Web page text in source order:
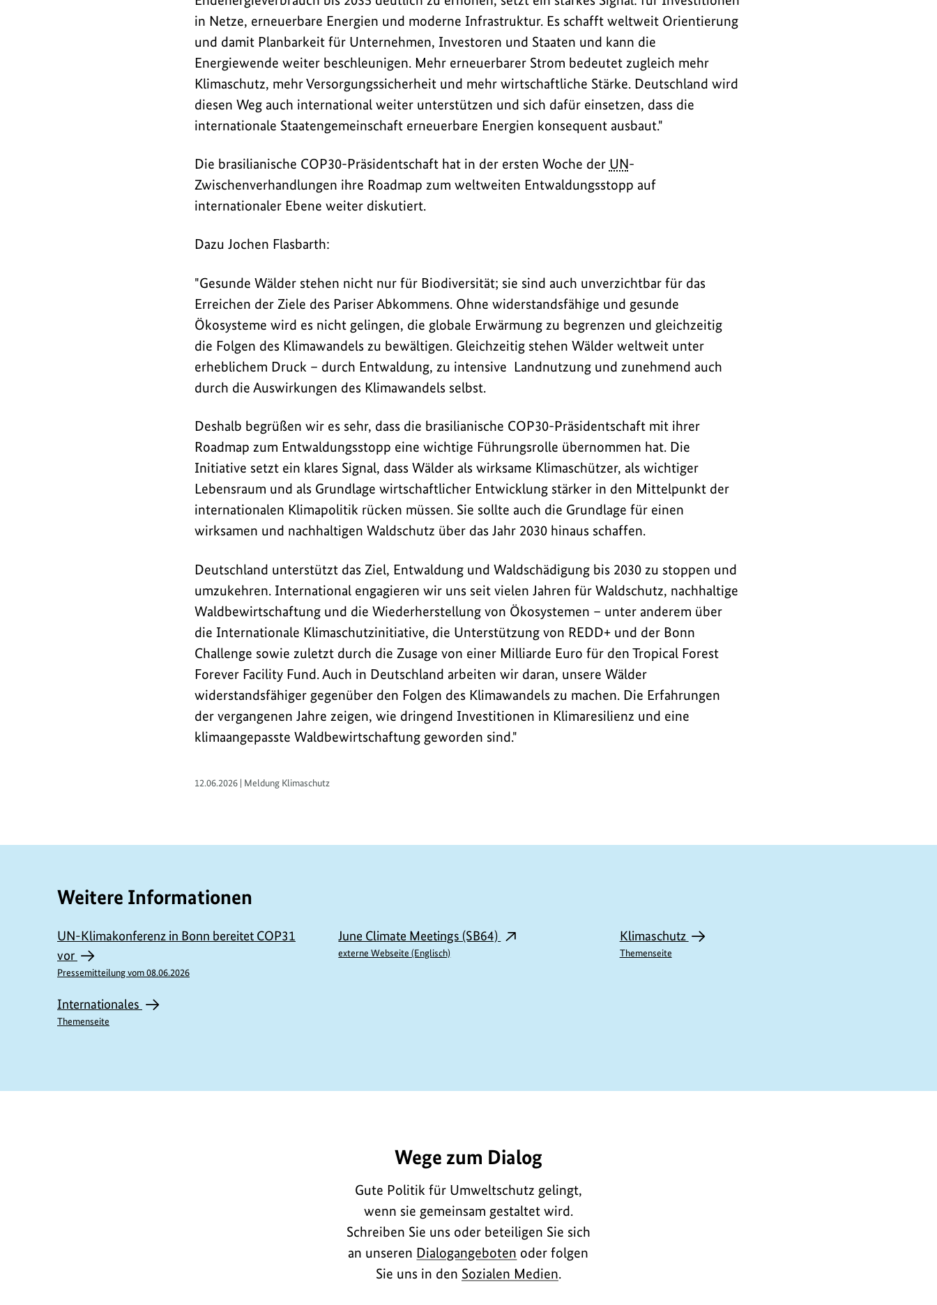
in Netze, erneuerbare Energien und moderne Infrastruktur. Es schafft weltweit Orientierung
und damit Planbarkeit für Unternehmen, Investoren und Staaten und kann die
Energiewende weiter beschleunigen. Mehr erneuerbarer Strom bedeutet zugleich mehr
Klimaschutz, mehr Versorgungssicherheit und mehr wirtschaftliche Stärke. Deutschland wird
diesen Weg auch international weiter unterstützen und sich dafür einsetzen, dass die
internationale Staatengemeinschaft erneuerbare Energien konsequent ausbaut."
Die brasilianische COP30-Präsidentschaft hat in der ersten Woche der UN-
Zwischenverhandlungen ihre Roadmap zum weltweiten Entwaldungsstopp auf
internationaler Ebene weiter diskutiert.
Dazu Jochen Flasbarth:
"Gesunde Wälder stehen nicht nur für Biodiversität; sie sind auch unverzichtbar für das
Erreichen der Ziele des Pariser Abkommens. Ohne widerstandsfähige und gesunde
Ökosysteme wird es nicht gelingen, die globale Erwärmung zu begrenzen und gleichzeitig
die Folgen des Klimawandels zu bewältigen. Gleichzeitig stehen Wälder weltweit unter
erheblichem Druck – durch Entwaldung, zu intensive Landnutzung und zunehmend auch
durch die Auswirkungen des Klimawandels selbst.
Deshalb begrüßen wir es sehr, dass die brasilianische COP30-Präsidentschaft mit ihrer
Roadmap zum Entwaldungsstopp eine wichtige Führungsrolle übernommen hat. Die
Initiative setzt ein klares Signal, dass Wälder als wirksame Klimaschützer, als wichtiger
Lebensraum und als Grundlage wirtschaftlicher Entwicklung stärker in den Mittelpunkt der
internationalen Klimapolitik rücken müssen. Sie sollte auch die Grundlage für einen
wirksamen und nachhaltigen Waldschutz über das Jahr 2030 hinaus schaffen.
Deutschland unterstützt das Ziel, Entwaldung und Waldschädigung bis 2030 zu stoppen und
umzukehren. International engagieren wir uns seit vielen Jahren für Waldschutz, nachhaltige
Waldbewirtschaftung und die Wiederherstellung von Ökosystemen – unter anderem über
die Internationale Klimaschutzinitiative, die Unterstützung von REDD+ und der Bonn
Challenge sowie zuletzt durch die Zusage von einer Milliarde Euro für den Tropical Forest
Forever Facility Fund. Auch in Deutschland arbeiten wir daran, unsere Wälder
widerstandsfähiger gegenüber den Folgen des Klimawandels zu machen. Die Erfahrungen
der vergangenen Jahre zeigen, wie dringend Investitionen in Klimaresilienz und eine
klimaangepasste Waldbewirtschaftung geworden sind."
12.06.2026 | Meldung Klimaschutz
Weitere Informationen
UN-Klimakonferenz in Bonn bereitet COP31
vor
Pressemitteilung vom 08.06.2026
June Climate Meetings (SB64)
externe Webseite (Englisch)
Klimaschutz
Themenseite
Internationales
Themenseite
Wege zum Dialog
Gute Politik für Umweltschutz gelingt,
wenn sie gemeinsam gestaltet wird.
Schreiben Sie uns oder beteiligen Sie sich
an unseren Dialogangeboten oder folgen
Sie uns in den Sozialen Medien.